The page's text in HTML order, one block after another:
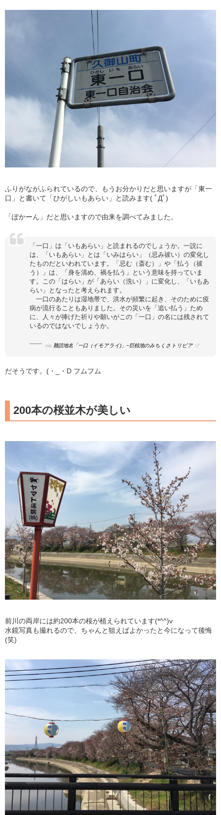
ふりがながふられているので、もうお分かりだと思いますが「東一
口」と書いて「ひがしいもあらい」と読みます( ﾟДﾟ)
「ぽかーん」だと思いますので由来を調べてみました。
「一口」は「いもあらい」と読まれるのでしょうか。一説に
は、「いもあらい」とは「いみはらい」（忌み祓い）の変化し
たものだといわれています。「忌む（斎む）」や「払う（祓
う）」は、「身を清め、禍を払う」という意味を持っていま
す。この「はらい」が「あらい（洗い）」に変化し、「いもあ
らい」となったと考えられます。
一口のあたりは湿地帯で、洪水が頻繁に起き、そのために疫
病が流行ることもありました。その災いを「追い払う」ため
に、人々が捧げた祈りや願いがこの「一口」の名には残されて
いるのではないでしょうか。
via 難読地名「一口（イモアライ)」−巨椋池のみちくさトリビア
だそうです。(・_・D フムフム
200本の桜並木が美しい
前川の両岸には約200本の桜が植えられています(*^^)v
水鏡写真も撮れるので、ちゃんと狙えばよかったと今になって後悔
(笑)